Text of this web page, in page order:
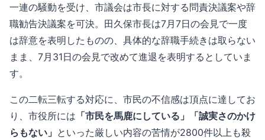
一連の騒動を受け、市議会は市長に対する問責決議案や辞
職勧告決議案を可決。田久保市長は7月7日の会見で一度
は辞意を表明したものの、具体的な辞職手続きは取らない
まま、7月31日の会見で改めて進退を表明するとしていま
す。
この二転三転する対応に、市民の不信感は頂点に達してお
り、市役所には 「市民を馬鹿にしている」「誠実さのかけ
らもない」 といった厳しい内容の苦情が2800件以上も殺